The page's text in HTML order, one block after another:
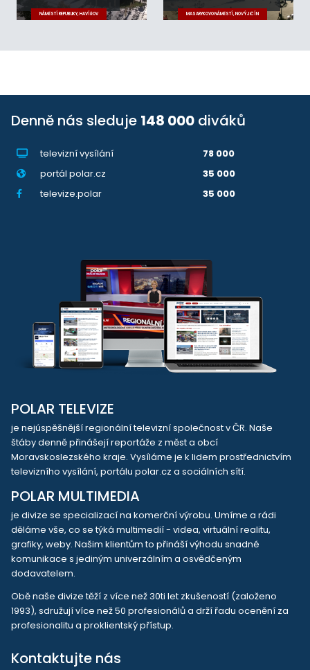
NÁMĚSTÍ REPUBLIKY, HAVÍŘOV MASARYKOVO NÁMĚSTÍ, NOVÝ JIČÍN
Denně nás sleduje 148 000 diváků
televizní vysílání
78 000
portál polar.cz
35 000
televize.polar
35 000
POLAR TELEVIZE
je nejúspěšnější regionální televizní společnost v ČR. Naše
štáby denně přinášejí reportáže z měst a obcí
Moravskoslezského kraje. Vysíláme je k lidem prostřednictvím
televizního vysílání, portálu polar.cz a sociálních sítí.
POLAR MULTIMEDIA
je divize se specializací na komerční výrobu. Umíme a rádi
děláme vše, co se týká multimedií - videa, virtuální realitu,
grafiky, weby. Našim klientům to přináší výhodu snadné
komunikace s jediným univerzálním a osvědčeným
dodavatelem.
Obě naše divize těží z více než 30ti let zkušeností (založeno
1993), sdružují více než 50 profesionálů a drží řadu ocenění za
profesionalitu a proklientský přístup.
Kontaktujte nás